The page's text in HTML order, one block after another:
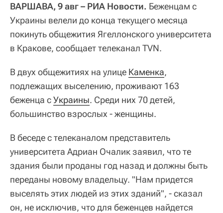
ВАРШАВА, 9 авг – РИА Новости. Беженцам с
Украины велели до конца текущего месяца
покинуть общежития Ягеллонского университета
в Кракове, сообщает телеканал TVN.
В двух общежитиях на улице Каменка,
подлежащих выселению, проживают 163
беженца сУкраины. Среди них 70 детей,
большинство взрослых - женщины.
В беседе с телеканалом представитель
университета Адриан Очалик заявил, что те
здания были проданы год назад и должны быть
переданы новому владельцу. "Нам придется
выселять этих людей из этих зданий", - сказал
он, не исключив, что для беженцев найдется